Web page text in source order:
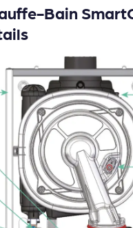
Bain